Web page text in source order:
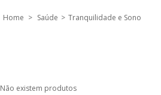
Home > Saúde > Tranquilidade e Sono
Não existem produtos